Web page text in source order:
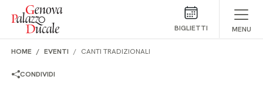
Salta al contenuto
BIGLIETTI MENU
HOME EVENTI CANTI TRADIZIONALI
CONDIVIDI